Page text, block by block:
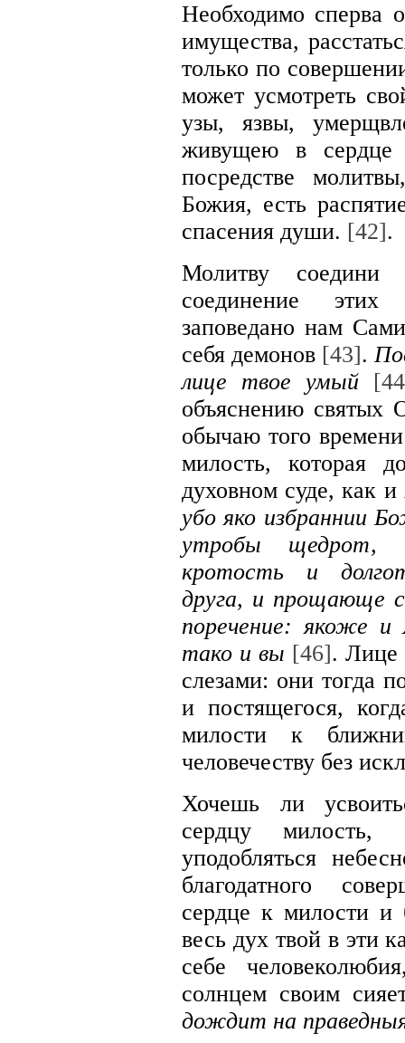
Необходимо сперва
имущества,
только по
может усмотреть
узы, язвы,
живущею в сердце
посредстве
Божия, есть
спасения души. [42].
Молитву соедини
соединение
заповедано нам
себя демонов [43].
лице твое умый
объяснению святых
обычаю того
милость, которая
духовном суде, как
убо яко избраннии
утробы щедрот,
кротость и
друга, и прощающе
поречение: якоже
тако и вы [46]. Лице
слезами: они тогда
и постящегося,
милости к
человечеству без
Хочешь ли
сердцу милость,
уподобляться
благодатного
сердце к милости и
весь дух твой в эти
себе
солнцем своим
дождит на